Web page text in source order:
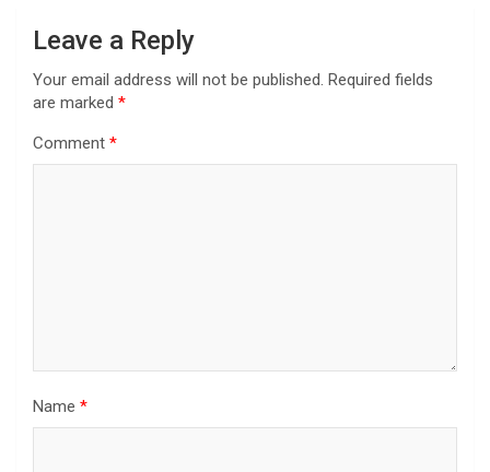
Leave a Reply
Your email address will not be published. Required fields
are marked *
Comment *
Name *